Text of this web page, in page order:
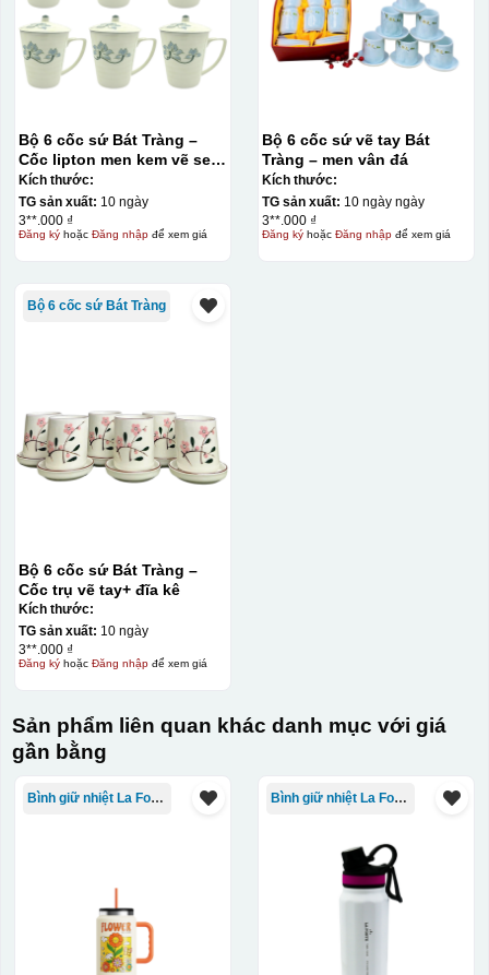
Kẻ vàng+in logo 1 mặt
In logo vàng kim
In logo 2 mặt
Bộ 6 cốc sứ Bát Tràng –
Cốc lipton men kem vẽ sen
xanh – Có nắp
Kích thước:
TG sản xuất: 10 ngày
3**.000 ₫
Đăng kýhoặc Đăng nhậpđể xem giá
Bộ 6 cốc sứ vẽ tay Bát
Tràng – men vân đá
Kích thước:
TG sản xuất: 10 ngày ngày
3**.000 ₫
Đăng kýhoặc Đăng nhậpđể xem giá
Bộ 6 cốc sứ Bát Tràng
Bộ 6 cốc sứ Bát Tràng –
Cốc trụ vẽ tay+ đĩa kê
Kích thước:
TG sản xuất: 10 ngày
3**.000 ₫
Đăng kýhoặc Đăng nhậpđể xem giá
Sản phẩm liên quan khác danh mục với giá
gần bằng
Bình giữ nhiệt La Fonte Bình giữ nhiệt La Fonte